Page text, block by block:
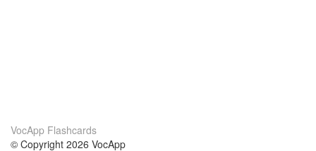
VocApp Flashcards
© Copyright 2026 VocApp